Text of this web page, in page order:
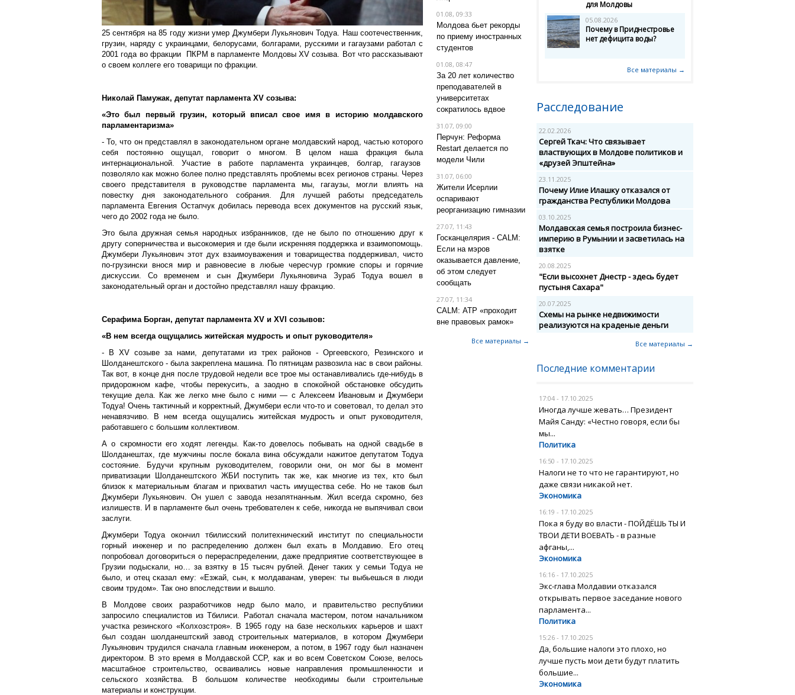
25 сентября на 85 году жизни умер Джумбери Лукьянович Тодуа. Наш соотечественник,
грузин, наряду с украинцами, белорусами, болгарами, русскими и гагаузами работал с
2001 года во фракции ПКРМ в парламенте Молдовы XVсозыва. Вот что рассказывают
о своем коллеге его товарищи по фракции.
Николай Памужак, депутат парламента XV созыва:
«Это был первый грузин, который вписал свое имя в историю молдавского
парламентаризма»
- То, что он представлял в законодательном органе молдавский народ, частью которого
себя постоянно ощущал, говорит о многом. В целом наша фракция была
интернациональной. Участие в работе парламента украинцев, болгар, гагаузов
позволяло как можно более полно представлять проблемы всех регионов страны. Через
своего представителя в руководстве парламента мы, гагаузы, могли влиять на
повестку дня законодательного собрания. Для лучшей работы председатель
парламента Евгения Остапчук добилась перевода всех документов на русский язык,
чего до 2002 года не было.
Это была дружная семья народных избранников, где не было по отношению друг к
другу соперничества и высокомерия и где были искренняя поддержка и взаимопомощь.
Джумбери Лукьянович этот дух взаимоуважения и товарищества поддерживал, чисто
по-грузински внося мир и равновесие в любые чересчур громкие споры и горячие
дискуссии. Со временем и сын Джумбери Лукьяновича Зураб Тодуа вошел в
законодательный орган и достойно представлял нашу фракцию.
Серафима Борган, депутат парламента XV и XVI coзывов:
«В нем всегда ощущались житейская мудрость и опыт руководителя»
- В XV coзыве за нами, депутатами из трех районов - Оргеевского, Резинского и
Шолданештского - была закреплена машина. По пятницам развозила нас в свои районы.
Так вот, в конце дня после трудовой недели все трое мы останавливались где-нибудь в
придорожном кафе, чтобы перекусить, а заодно в спокойной обстановке обсудить
текущие дела. Как же легко мне было с ними — с Алексеем Ивановым и Джумбери
Тодуа! Очень тактичный и корректный, Джумбери если что-то и советовал, то делал это
ненавязчиво. В нем всегда ощущались житейская мудрость и опыт руководителя,
работавшего с большим коллективом.
А о скромности его ходят легенды. Как-то довелось побывать на одной свадьбе в
Шолданештах, где мужчины после бокала вина обсуждали нажитое депутатом Тодуа
состояние. Будучи крупным руководителем, говорили они, он мог бы в момент
приватизации Шолданештского ЖБИ поступить так же, как многие из тех, кто был
близок к материальным благам и прихватил часть имущества себе. Но не таков был
Джумбери Лукьянович. Он ушел с завода незапятнанным. Жил всегда скромно, без
излишеств. И в парламенте был очень требователен к себе, никогда не выпячивал свои
заслуги.
Джумбери Тодуа окончил тбилисский политехнический институт по специальности
горный инженер и по распределению должен был ехать в Молдавию. Его отец
попробовал договориться о перераспределении, даже предприятие соответствующее в
Грузии подыскали, но… за взятку в 15 тысяч рублей. Денег таких у семьи Тодуа не
было, и отец сказал ему: «Езжай, сын, к молдаванам, уверен: ты выбьешься в люди
своим трудом». Так оно впоследствии и вышло.
В Молдове своих разработчиков недр было мало, и правительство республики
запросило специалистов из Тбилиси. Работал сначала мастером, потом начальником
участка резинского «Колхозстроя». В 1965 году на базе нескольких карьеров и шахт
был создан шолданештский завод строительных материалов, в котором Джумбери
Лукьянович трудился сначала главным инженером, а потом, в 1967 году был назначен
директором. В это время в Молдавской ССР, как и во всем Советском Союзе, велось
масштабное строительство, осваивались новые направления промышленности и
сельского хозяйства. В большом количестве необходимы были строительные
материалы и конструкции.
01.08, 09:33
Молдова бьет рекорды
по приему иностранных
студентов
01.08, 08:47
За 20 лет количество
преподавателей в
университетах
сократилось вдвое
31.07, 09:00
Перчун: Реформа
Restart делается по
модели Чили
31.07, 06:00
Жители Исерлии
оспаривают
реорганизацию гимназии
27.07, 11:43
Госканцелярия - CALM:
Если на мэров
оказывается давление,
об этом следует
сообщать
27.07, 11:34
CALM: АТР «проходит
вне правовых рамок»
Все материалы →
для Молдовы
05.08.2026
Почему в Приднестровье
нет дефицита воды?
Все материалы →
Расследование
22.02.2026
Сергей Ткач: Что связывает
властвующих в Молдове политиков и
«друзей Эпштейна»
23.11.2025
Почему Илие Илашку отказался от
гражданства Республики Молдова
03.10.2025
Молдавская семья построила бизнес-
империю в Румынии и засветилась на
взятке
20.08.2025
"Если высохнет Днестр - здесь будет
пустыня Сахара"
20.07.2025
Схемы на рынке недвижимости
реализуются на краденые деньги
Все материалы →
Последние комментарии
17:04 - 17.10.2025
Иногда лучше жевать… Президент
Майя Санду: «Честно говоря, если бы
мы...
Политика
16:50 - 17.10.2025
Налоги не то что не гарантируют, но
даже связи никакой нет.
Экономика
16:19 - 17.10.2025
Пока я буду во власти - ПОЙДЁШЬ ТЫ И
ТВОИ ДЕТИ ВОЕВАТЬ - в разные
афганы,...
Экономика
16:16 - 17.10.2025
Экс-глава Молдавии отказался
открывать первое заседание нового
парламента...
Политика
15:26 - 17.10.2025
Да, большие налоги это плохо, но
лучше пусть мои дети будут платить
большие...
Экономика